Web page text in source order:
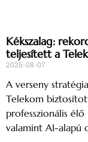
Kékszalag:
teljesített a
2026-08-07
A verseny
Telekom
professzionális
valamint AI-alapú